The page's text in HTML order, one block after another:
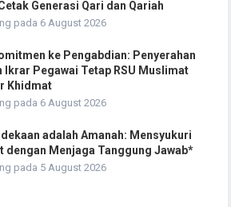
Generasi Qari dan Qariah
pada 6 August 2026
ke Pengabdian: Penyerahan
Ikrar Pegawai Tetap RSU Muslimat
Khidmat
pada 6 August 2026
adalah Amanah: Mensyukuri
dengan Menjaga Tanggung Jawab*
pada 5 August 2026